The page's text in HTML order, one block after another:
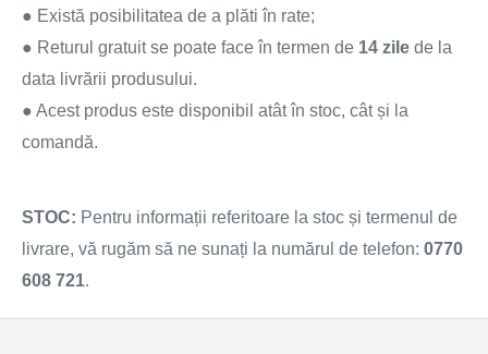
● Există posibilitatea de a plăti în rate;
● Returul gratuit se poate face în termen de 14 zile de la
data livrării produsului.
● Acest produs este disponibil atât în stoc, cât și la
comandă.
STOC: Pentru informații referitoare la stoc și termenul de
livrare, vă rugăm să ne sunați la numărul de telefon: 0770
608 721.